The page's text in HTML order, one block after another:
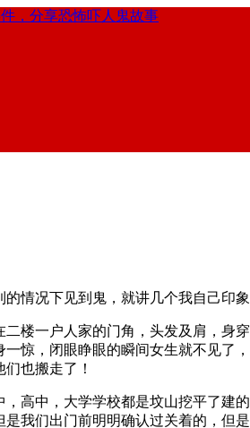
，分享恐怖吓人鬼故事
情况下见到鬼，就讲几个我自己印象
楼一户人家的门角，头发及肩，身
惊，闭眼睁眼的瞬间女生就不见了
也搬走了！
高中，大学学校都是坟山挖平了建
我们出门前明明确认过关着的，